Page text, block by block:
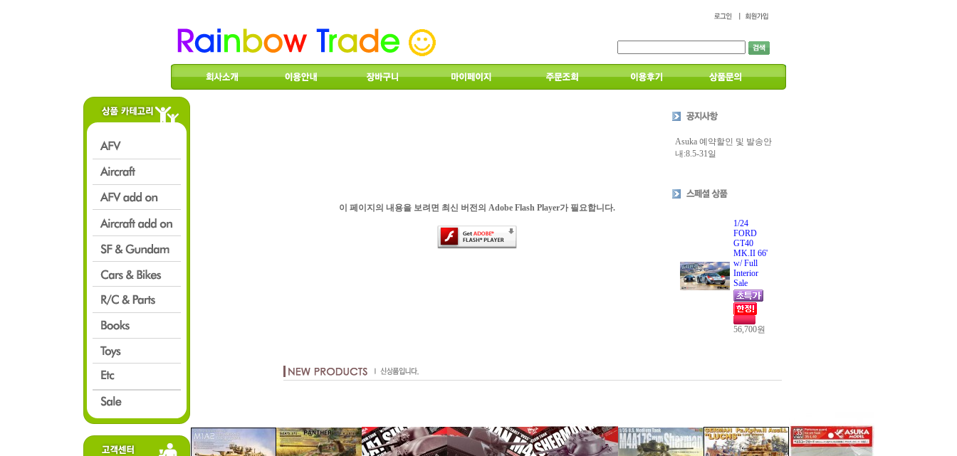
이 페이지의 내용을 보려면 최신 버전의 Adobe Flash Player가 필요합니다.
Asuka 예약할인 및 발송안
내:8.5-31일
1/24
FORD
GT40
MK.II 66'
w/ Full
Interior
Sale
56,700원